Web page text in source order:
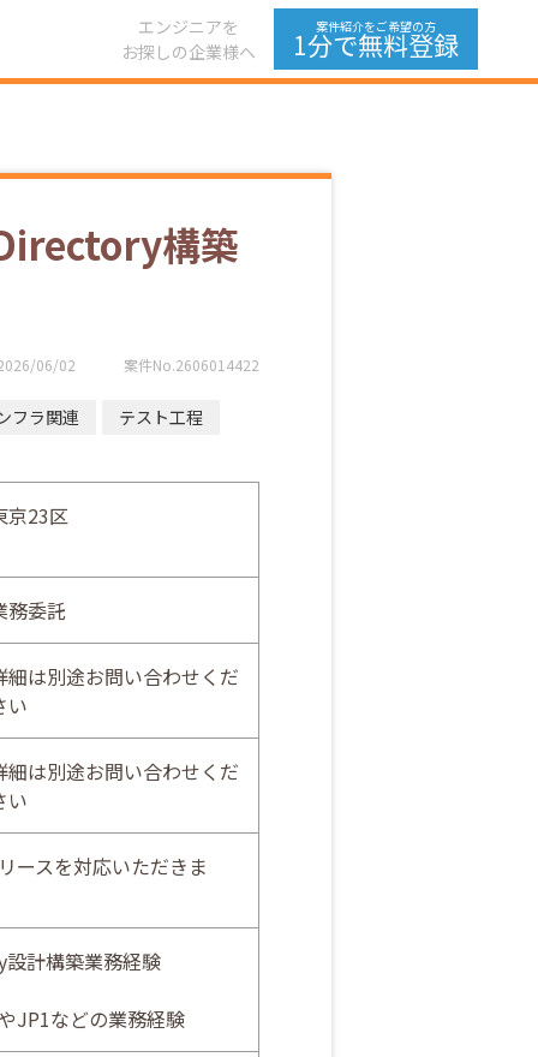
エンジニアを
お探しの企業様へ
案件紹介をご希望の方
1分で無料登録
構築
06/02 案件No.2606014422
フラ関連 テスト工程
京23区
務委託
細は別途お問い合わせくだ
い
細は別途お問い合わせくだ
い
ースを対応いただきま
計構築業務経験
JP1などの業務経験